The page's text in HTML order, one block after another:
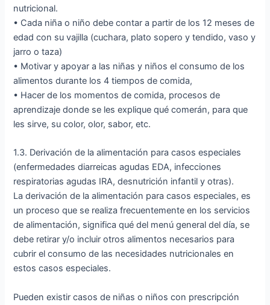
nutricional.
• Cada niña o niño debe contar a partir de los 12 meses de
edad con su vajilla (cuchara, plato sopero y tendido, vaso y
jarro o taza)
• Motivar y apoyar a las niñas y niños el consumo de los
alimentos durante los 4 tiempos de comida,
• Hacer de los momentos de comida, procesos de
aprendizaje donde se les explique qué comerán, para que
les sirve, su color, olor, sabor, etc.
1.3. Derivación de la alimentación para casos especiales
(enfermedades diarreicas agudas EDA, infecciones
respiratorias agudas IRA, desnutrición infantil y otras).
La derivación de la alimentación para casos especiales, es
un proceso que se realiza frecuentemente en los servicios
de alimentación, significa qué del menú general del día, se
debe retirar y/o incluir otros alimentos necesarios para
cubrir el consumo de las necesidades nutricionales en
estos casos especiales.
Pueden existir casos de niñas o niños con prescripción